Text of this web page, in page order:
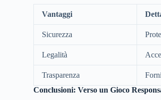
Vantaggi
Sicurezza
Legalità
Trasparenza
Conclusioni: Verso un Gioco